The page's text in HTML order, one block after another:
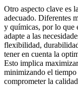
Otro aspecto clave es
adecuado. Diferentes
y químicas, por lo que
adapte a las
flexibilidad,
tener en cuenta la
Esto implica
minimizando el
comprometer la